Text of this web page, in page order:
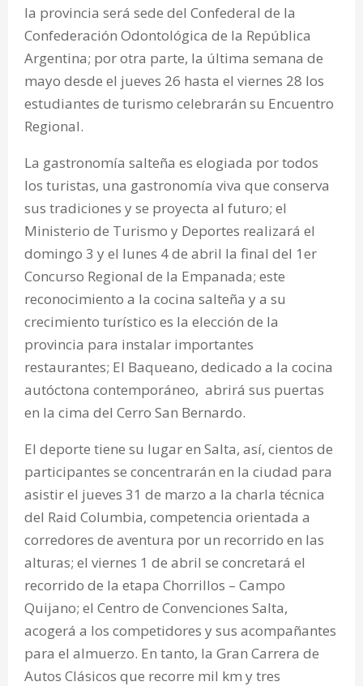
la provincia será sede del Confederal de la
Confederación Odontológica de la República
Argentina; por otra parte, la última semana de
mayo desde el jueves 26 hasta el viernes 28 los
estudiantes de turismo celebrarán su Encuentro
Regional.
La gastronomía salteña es elogiada por todos
los turistas, una gastronomía viva que conserva
sus tradiciones y se proyecta al futuro; el
Ministerio de Turismo y Deportes realizará el
domingo 3 y el lunes 4 de abril la final del 1er
Concurso Regional de la Empanada; este
reconocimiento a la cocina salteña y a su
crecimiento turístico es la elección de la
provincia para instalar importantes
restaurantes; El Baqueano, dedicado a la cocina
autóctona contemporáneo, abrirá sus puertas
en la cima del Cerro San Bernardo.
El deporte tiene su lugar en Salta, así, cientos de
participantes se concentrarán en la ciudad para
asistir el jueves 31 de marzo a la charla técnica
del Raid Columbia, competencia orientada a
corredores de aventura por un recorrido en las
alturas; el viernes 1 de abril se concretará el
recorrido de la etapa Chorrillos – Campo
Quijano; el Centro de Convenciones Salta,
acogerá a los competidores y sus acompañantes
para el almuerzo. En tanto, la Gran Carrera de
Autos Clásicos que recorre mil km y tres